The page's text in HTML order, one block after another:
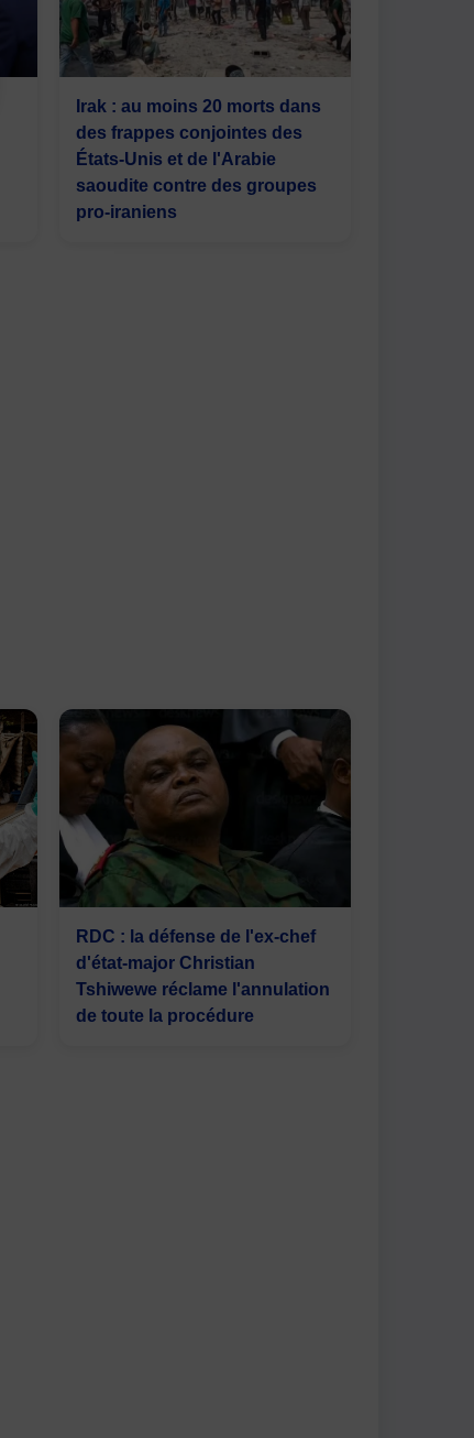
Irak : au moins 20 morts dans
des frappes conjointes des
États-Unis et de l'Arabie
saoudite contre des groupes
pro-iraniens
RDC : la défense de l'ex-chef
d'état-major Christian
Tshiwewe réclame l'annulation
de toute la procédure